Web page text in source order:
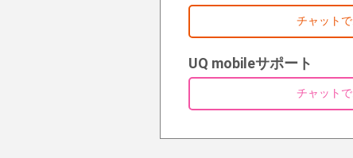
チャット
UQ mobileサポート
チャット